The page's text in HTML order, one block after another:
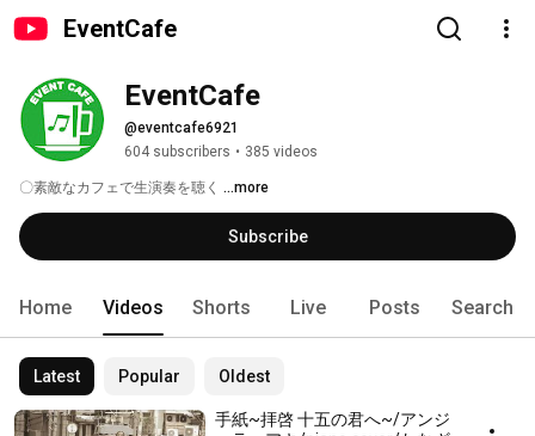
EventCafe
EventCafe
@eventcafe6921
604 subscribers • 385 videos
〇素敵なカフェで生演奏を聴く ...more
Subscribe
Home Videos Shorts Live Posts Search
Latest Popular Oldest
手紙~拝啓 十五の君へ~/アンジ